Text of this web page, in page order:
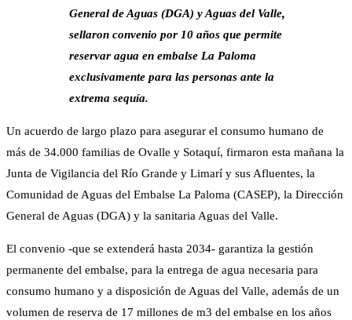
General de Aguas (DGA) y Aguas del Valle,
sellaron convenio por 10 años que permite
reservar agua en embalse La Paloma
exclusivamente para las personas ante la
extrema sequía.
Un acuerdo de largo plazo para asegurar el consumo humano de
más de 34.000 familias de Ovalle y Sotaquí, firmaron esta mañana la
Junta de Vigilancia del Río Grande y Limarí y sus Afluentes, la
Comunidad de Aguas del Embalse La Paloma (CASEP), la Dirección
General de Aguas (DGA) y la sanitaria Aguas del Valle.
El convenio -que se extenderá hasta 2034- garantiza la gestión
permanente del embalse, para la entrega de agua necesaria para
consumo humano y a disposición de Aguas del Valle, además de un
volumen de reserva de 17 millones de m3 del embalse en los años